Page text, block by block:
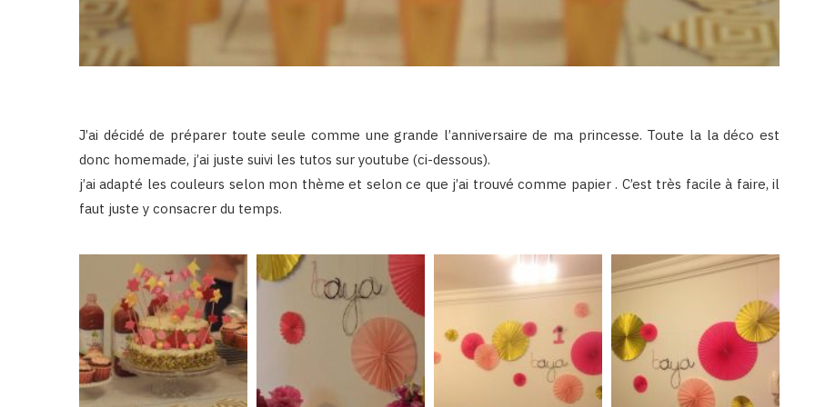
J’ai décidé de préparer toute seule comme une grande l’anniversaire de ma princesse. Toute la la déco est
donc homemade, j’ai juste suivi les tutos sur youtube (ci-dessous).
j’ai adapté les couleurs selon mon thème et selon ce que j’ai trouvé comme papier . C’est très facile à faire, il
faut juste y consacrer du temps.